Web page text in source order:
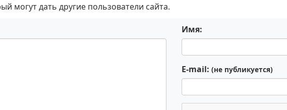
могут дать другие пользователи сайта.
Имя:
E-mail: (не публикуется)